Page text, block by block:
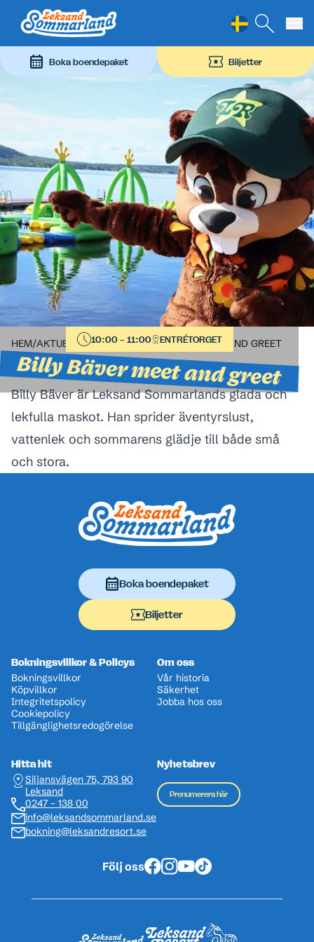
Hoppa till innehåll
Leksand Sommarland
Boka boendepaket Biljetter
10:00 - 11:00 ENTRÉTORGET
Billy Bäver meet and greet
HEM/AKTUELLT I PARKEN/BILLY BÄVER MEET AND GREET
Billy Bäver är Leksand Sommarlands glada och
lekfulla maskot. Han sprider äventyrslust,
vattenlek och sommarens glädje till både små
och stora.
Boka boendepaket
Biljetter
Bokningsvillkor & Policys
Bokningsvillkor
Köpvillkor
Integritetspolicy
Cookiepolicy
Tillgänglighetsredogörelse
Om oss
Vår historia
Säkerhet
Jobba hos oss
Hitta hit
Siljansvägen 75, 793 90
Leksand
0247 – 138 00
info@leksandsommarland.se
bokning@leksandresort.se
Nyhetsbrev
Prenumerera här
Följ ossFacebook
Instagram
Youtube
Tiktok